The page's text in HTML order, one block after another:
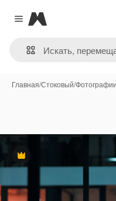
Close menu
Magnific
Главная/Стоковый/Фотографии
Премиум